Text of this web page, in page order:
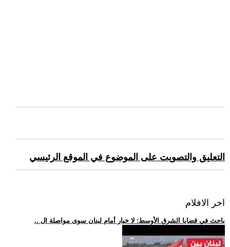
التعليق والتصويت على الموضوع في الموقع الرئيسي
اخر الافلام
.. باحث في قضايا الشرق الأوسط: لا خيار أمام لبنان سوى مواصلة ال